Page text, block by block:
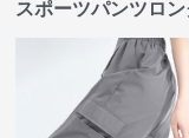
スポーツパンツロ